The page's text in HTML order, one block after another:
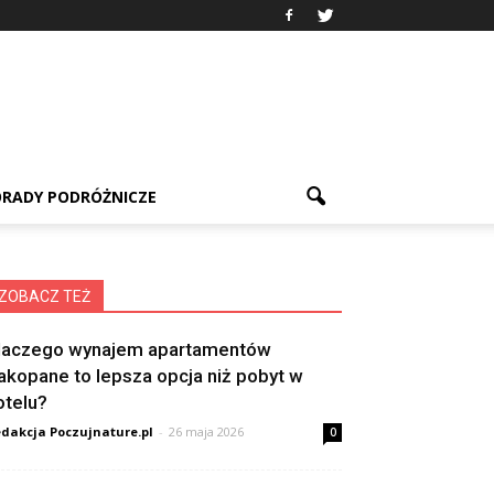
PODRÓŻNICZE
ZOBACZ TEŻ
wynajem apartamentów
to lepsza opcja niż pobyt w
Poczujnature.pl - 26 maja 2026 0